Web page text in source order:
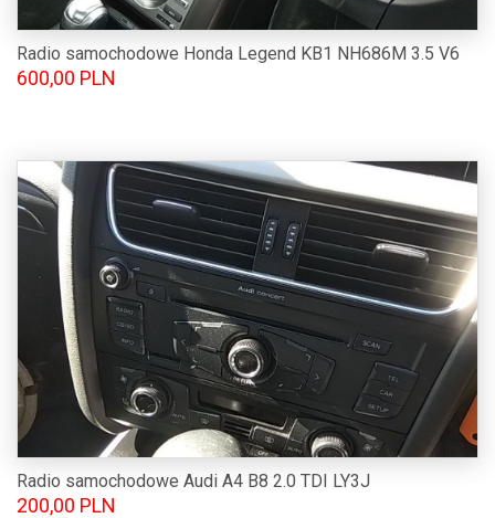
Radio samochodowe Honda Legend KB1 NH686M 3.5 V6
600,00 PLN
Radio samochodowe Audi A4 B8 2.0 TDI LY3J
200,00 PLN